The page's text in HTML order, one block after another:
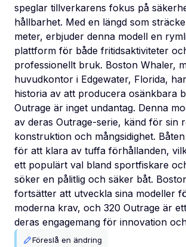
speglar tillverkarens fokus på
hållbarhet. Med en längd som
meter, erbjuder denna modell en
plattform för både fritidsaktiviteter
professionellt bruk. Boston Whaler,
huvudkontor i Edgewater, Florida,
historia av att producera osänkbara
Outrage är inget undantag. Denna
av deras Outrage-serie, känd för sin
konstruktion och mångsidighet.
för att klara av tuffa förhållanden,
ett populärt val bland sportfiskare
söker en pålitlig och säker båt.
fortsätter att utveckla sina modeller
moderna krav, och 320 Outrage är
deras engagemang för innovation
Föreslå en ändring